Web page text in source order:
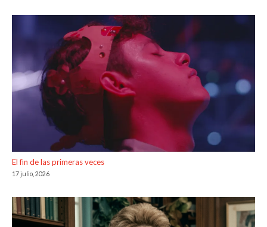
El fin de las primeras veces
17 julio, 2026